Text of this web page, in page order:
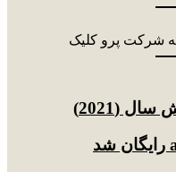
شرکت پرو کلیک
(2021)